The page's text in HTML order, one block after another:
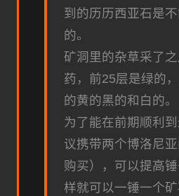
到的历历西亚石是
的。
矿洞里的杂草采了
药，前25层是绿的
的黄的黑的和白的。
为了能在前期顺利
议携带两个博洛尼
购买），可以提高
样就可以一锤一个